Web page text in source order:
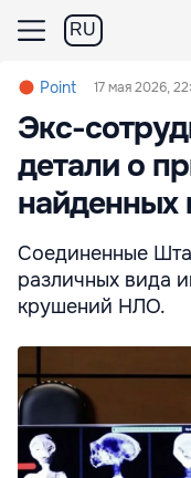
RU
Point 17 мая 2026,
Экс-
детали о
найденных
Соединенные
различных вида
крушений НЛО.